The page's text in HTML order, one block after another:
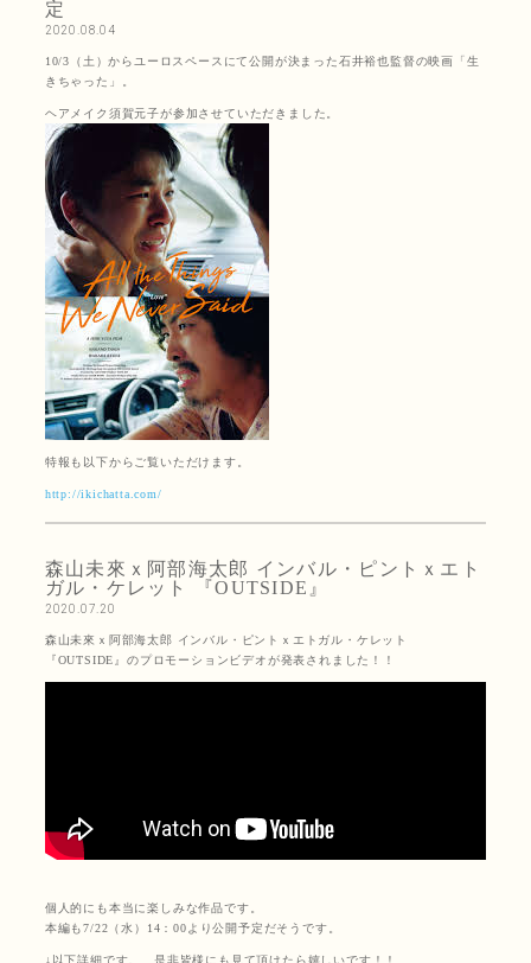
定
2020.08.04
10/3（土）からユーロスペースにて公開が決まった石井裕也監督の映画「生
きちゃった」。
ヘアメイク須賀元子が参加させていただきました。
特報も以下からご覧いただけます。
http://ikichatta.com/
森山未來ｘ阿部海太郎 インバル・ピントｘエト
ガル・ケレット 『OUTSIDE』
2020.07.20
森山未來ｘ阿部海太郎 インバル・ピントｘエトガル・ケレット
『OUTSIDE』のプロモーションビデオが発表されました！！
個人的にも本当に楽しみな作品です。
本編も7/22（水）14：00より公開予定だそうです。
↓以下詳細です。 是非皆様にも見て頂けたら嬉しいです！！